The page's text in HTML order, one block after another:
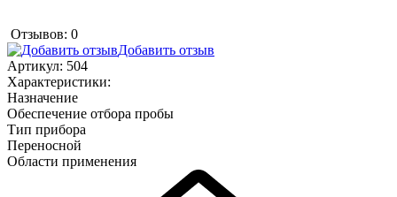
Отзывов: 0
Добавить отзыв
Артикул: 504
Характеристики:
Назначение
Обеспечение отбора пробы
Тип прибора
Переносной
Области применения